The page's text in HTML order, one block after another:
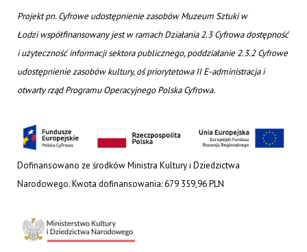
Projekt pn. Cyfrowe udostępnienie zasobów Muzeum Sztuki w
Łodzi współfinansowany jest w ramach Działania 2.3 Cyfrowa dostępność
i użyteczność informacji sektora publicznego, poddziałanie 2.3.2 Cyfrowe
udostępnienie zasobów kultury, oś priorytetowa II E-administracja i
otwarty rząd Programu Operacyjnego Polska Cyfrowa.
Dofinansowano ze środków Ministra Kultury i Dziedzictwa
Narodowego. Kwota dofinansowania: 679 359,96 PLN